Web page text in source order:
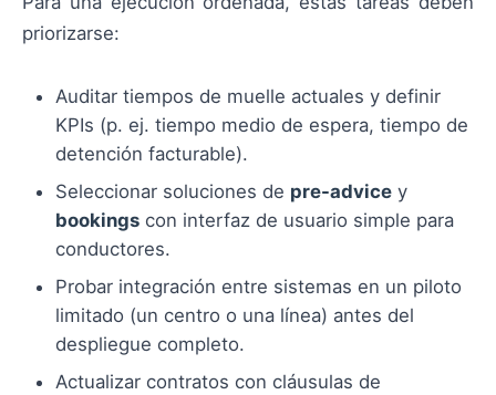
priorizarse:
Auditar tiempos de muelle actuales y definir
KPIs (p. ej. tiempo medio de espera, tiempo de
detención facturable).
Seleccionar soluciones de pre-advice y
bookings con interfaz de usuario simple para
conductores.
Probar integración entre sistemas en un piloto
limitado (un centro o una línea) antes del
despliegue completo.
Actualizar contratos con cláusulas de